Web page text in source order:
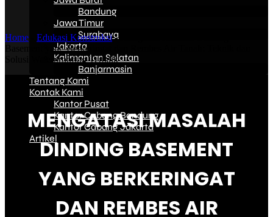
Bandung
Jawa Timur
Surabaya
Jakarta
Kalimantan Selatan
Banjarmasin
Tentang Kami
Kontak Kami
Kantor Pusat
Kantor Cabang Bandung
Kantor Cabang Jakarta
Artikel
Home Edukasi Konstruksi-
Basement yang Berkeringat dan Rembes Air Tanah: Teknik dan
Solusi Waterproofing Terbaik
MENGATASI MASALAH
DINDING BASEMENT
YANG BERKERINGAT
DAN REMBES AIR